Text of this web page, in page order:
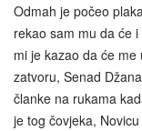
Odmah je počeo
rekao sam mu da će
mi je kazao da će
zatvoru, Senad
članke na rukama
je tog čovjeka,